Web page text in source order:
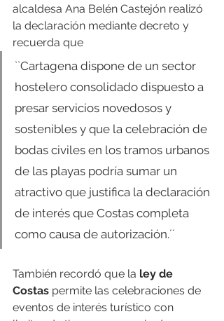
alcaldesa Ana Belén Castejón realizó
la declaración mediante decreto y
recuerda que
``Cartagena dispone de un sector
hostelero consolidado dispuesto a
presar servicios novedosos y
sostenibles y que la celebración de
bodas civiles en los tramos urbanos
de las playas podría sumar un
atractivo que justifica la declaración
de interés que Costas completa
como causa de autorización.´´
También recordó que la ley de
Costas permite las celebraciones de
eventos de interés turístico con